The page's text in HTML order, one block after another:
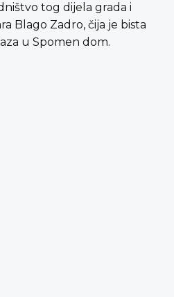
tog dijela grada i
Blago Zadro, čija je bista
u Spomen dom.